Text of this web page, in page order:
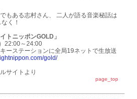
もある志村さん、 二人が語る音楽秘話は
く！
トニッポンGOLD」
22:00～24:00
ーステーションに全局19ネットで生放送
gold/
サイトより
page_top